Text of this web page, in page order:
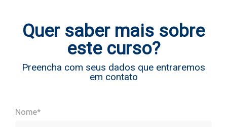
Quer saber mais sobre
este curso?
Preencha com seus dados que entraremos
em contato
Nome*